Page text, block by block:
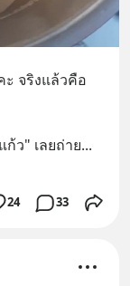
จริงแล้วคือ
ว" เลยถ่าย...
24 33